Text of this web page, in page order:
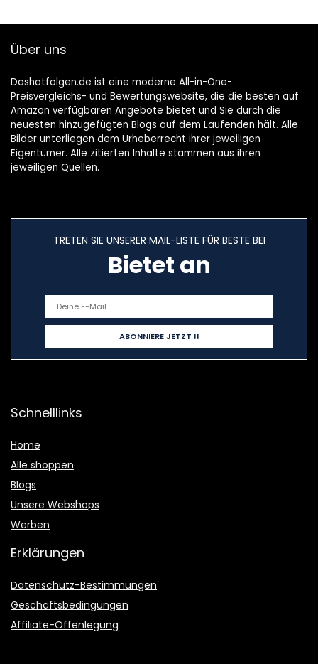
Über uns
Dashatfolgen.de ist eine moderne All-in-One-
Preisvergleichs- und Bewertungswebsite, die die besten auf
Amazon verfügbaren Angebote bietet und Sie durch die
neuesten hinzugefügten Blogs auf dem Laufenden hält. Alle
Bilder unterliegen dem Urheberrecht ihrer jeweiligen
Eigentümer. Alle zitierten Inhalte stammen aus ihren
jeweiligen Quellen.
TRETEN SIE UNSERER MAIL-LISTE FÜR BESTE BEI
Bietet an
Schnelllinks
Home
Alle shoppen
Blogs
Unsere Webshops
Werben
Erklärungen
Datenschutz-Bestimmungen
Geschäftsbedingungen
Affiliate-Offenlegung